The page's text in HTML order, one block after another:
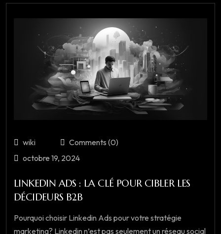
wiki
Comments (0)
octobre 19, 2024
LINKEDIN ADS : LA CLÉ POUR CIBLER LES
DÉCIDEURS B2B
Pourquoi choisir Linkedin Ads pour votre stratégie
marketing? Linkedin n’est pas seulement un réseau social